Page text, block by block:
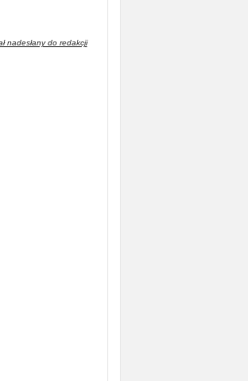
nadesłany do redakcji